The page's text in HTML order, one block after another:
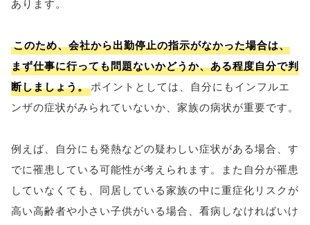
あります。
このため、会社から出勤停止の指示がなかった場合は、
まず仕事に行っても問題ないかどうか、ある程度自分で判
断しましょう。ポイントとしては、自分にもインフルエ
ンザの症状がみられていないか、家族の病状が重要です。
例えば、自分にも発熱などの疑わしい症状がある場合、す
でに罹患している可能性が考えられます。また自分が罹患
していなくても、同居している家族の中に重症化リスクが
高い高齢者や小さい子供がいる場合、看病しなければいけ